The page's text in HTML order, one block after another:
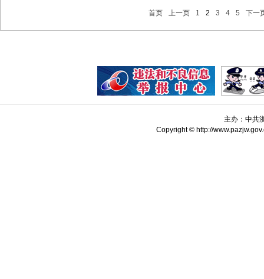
首页 上一页 1 2 3 4 5 下一
主办：中共
Copyright © http://